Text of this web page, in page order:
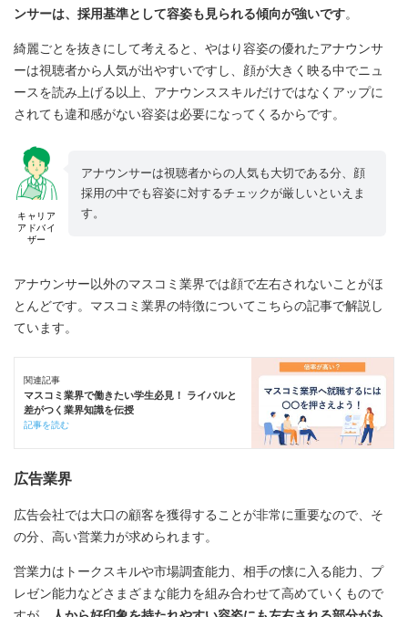
ンサーは、採用基準として容姿も見られる傾向が強いです。
綺麗ごとを抜きにして考えると、やはり容姿の優れたアナウンサ
ーは視聴者から人気が出やすいですし、顔が大きく映る中でニュ
ースを読み上げる以上、アナウンススキルだけではなくアップに
されても違和感がない容姿は必要になってくるからです。
キャリア
アドバイ
ザー
アナウンサーは視聴者からの人気も大切である分、顔
採用の中でも容姿に対するチェックが厳しいといえま
す。
アナウンサー以外のマスコミ業界では顔で左右されないことがほ
とんどです。マスコミ業界の特徴についてこちらの記事で解説し
ています。
関連記事
マスコミ業界で働きたい学生必見！ ライバルと
差がつく業界知識を伝授
記事を読む
広告業界
広告会社では大口の顧客を獲得することが非常に重要なので、そ
の分、高い営業力が求められます。
営業力はトークスキルや市場調査能力、相手の懐に入る能力、プ
レゼン能力などさまざまな能力を組み合わせて高めていくもので